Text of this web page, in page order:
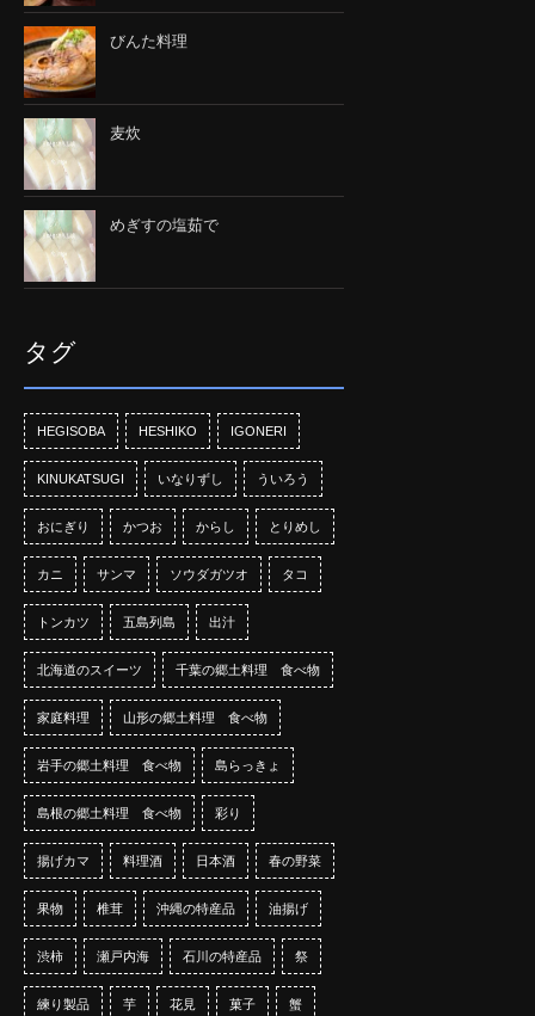
びんた料理
麦炊
めぎすの塩茹で
タグ
HEGISOBA HESHIKO IGONERI
KINUKATSUGI いなりずし ういろう
おにぎり かつお からし とりめし
カニ サンマ ソウダガツオ タコ
トンカツ 五島列島 出汁
北海道のスイーツ 千葉の郷土料理 食べ物
家庭料理 山形の郷土料理 食べ物
岩手の郷土料理 食べ物 島らっきょ
島根の郷土料理 食べ物 彩り
揚げカマ 料理酒 日本酒 春の野菜
果物 椎茸 沖縄の特産品 油揚げ
渋柿 瀬戸内海 石川の特産品 祭
練り製品 芋 花見 菓子 蟹